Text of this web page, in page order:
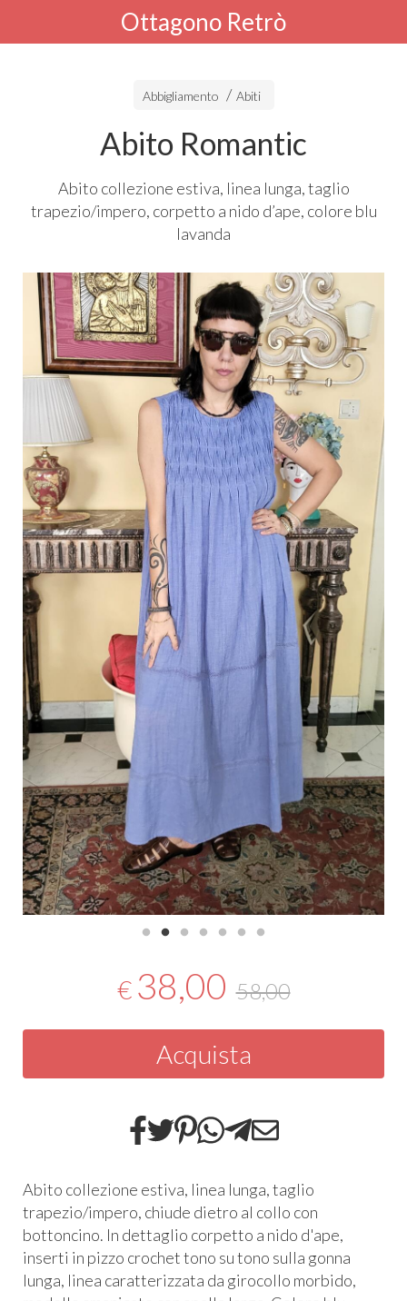
Ottagono Retrò
Abbigliamento Abiti
Abito Romantic
Abito collezione estiva, linea lunga, taglio
trapezio/impero, corpetto a nido d’ape, colore blu
lavanda
€ 38,00 58,00
Acquista
Abito collezione estiva, linea lunga, taglio
trapezio/impero, chiude dietro al collo con
bottoncino. In dettaglio corpetto a nido d'ape,
inserti in pizzo crochet tono su tono sulla gonna
lunga, linea caratterizzata da girocollo morbido,